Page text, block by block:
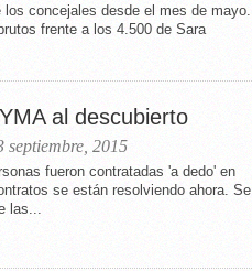
concejales desde el mes de mayo.
frente a los 4.500 de Sara
al descubierto
septiembre, 2015
fueron contratadas 'a dedo' en
se están resolviendo ahora. Se
las...